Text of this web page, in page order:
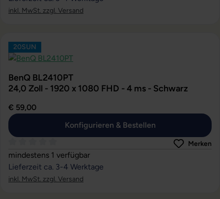
inkl. MwSt. zzgl. Versand
20SUN
BenQ BL2410PT
24,0 Zoll - 1920 x 1080 FHD - 4 ms - Schwarz
€ 59,00
Konfigurieren & Bestellen
Durchschnittliche Bewertung von 0 von 5 Sternen
Merken
mindestens 1 verfügbar
Lieferzeit ca. 3-4 Werktage
inkl. MwSt. zzgl. Versand